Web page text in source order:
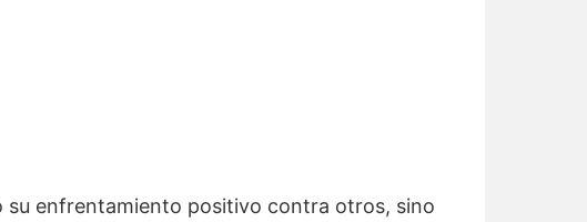
su enfrentamiento positivo contra otros, sino